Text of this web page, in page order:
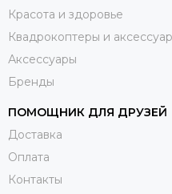
Красота и здоровье
Квадрокоптеры и
Аксессуары
Бренды
ПОМОЩНИК ДЛЯ ДРУЗЕЙ
Доставка
Оплата
Контакты